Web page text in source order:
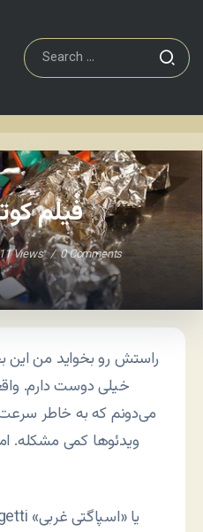
فیلم
Views 0 Comments
راستش رو بخواید من این
خیلی دوست دارم.
می‌دونم که به خاطر سرعت
ویدئوها کمی مشکله.